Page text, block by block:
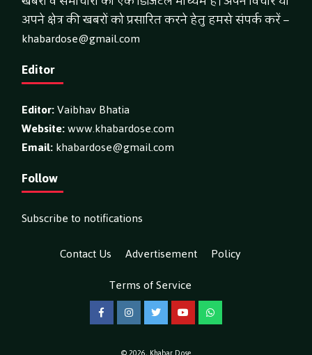
अपने क्षेत्र की खबरों को प्रसारित करने हेतु हमसे संपर्क करें –
khabardose@gmail.com
Editor
Editor:Vaibhav Bhatia
Website:www.khabardose.com
Email:khabardose@gmail.com
Follow
Subscribe to notifications
Contact Us
Advertisement
Policy
Terms of Service
FacebookInstagramTwitterYouTubeWhatsApp